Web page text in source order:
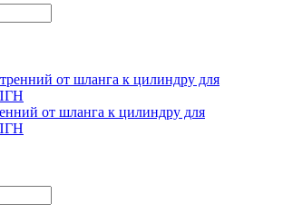
от шланга к цилиндру для